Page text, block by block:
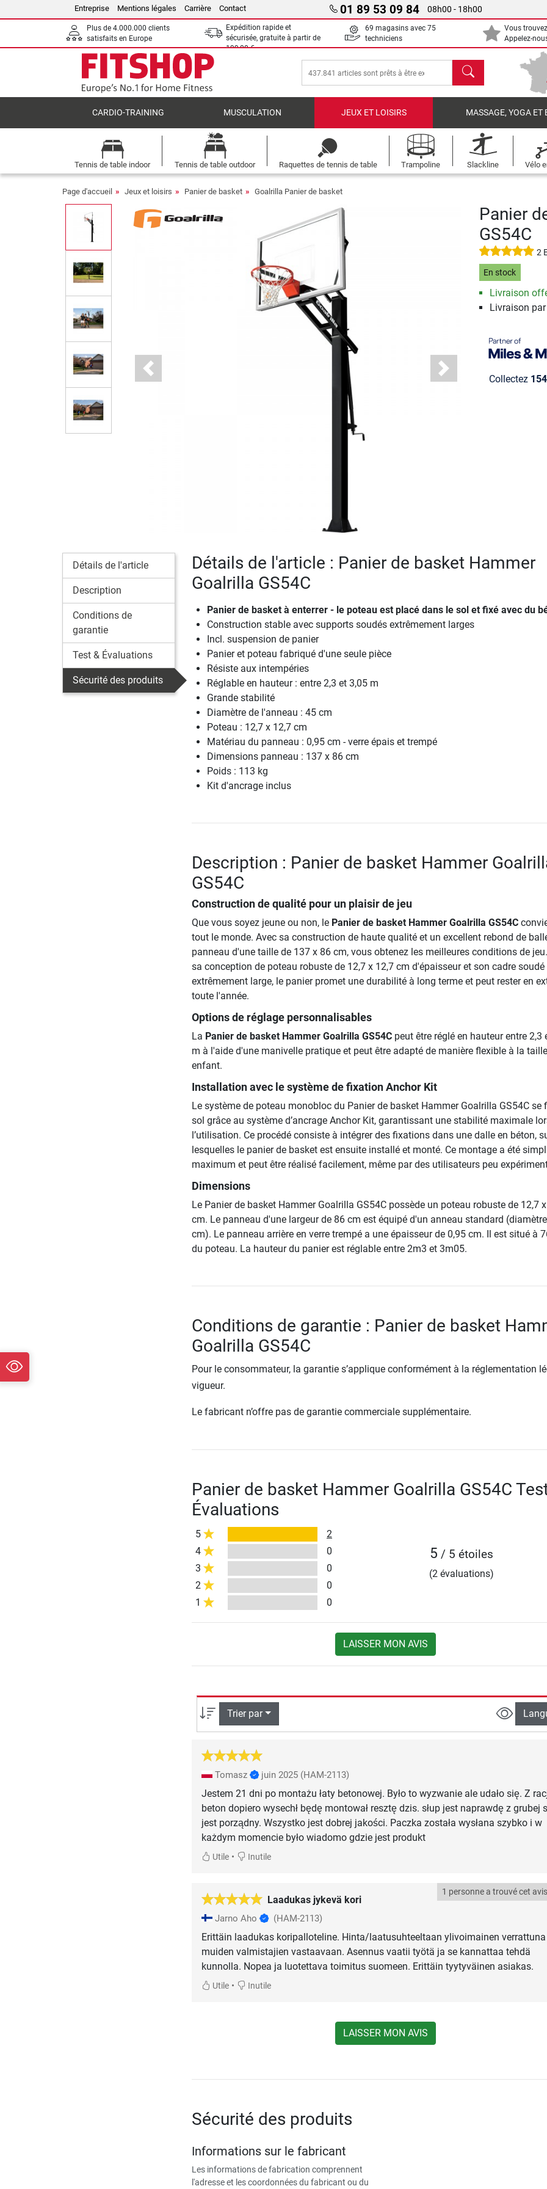
Entreprise Mentions légales Carrière Contact 01 89 53 09 84 08h00 - 18h00
Plus de 4.000.000 clients
satisfaits en Europe
Expédition rapide et
sécurisée, gratuite à partir de
199,00 €
69 magasins avec 75
techniciens
Vous
Appelez-
chercher
CARDIO-TRAINING MUSCULATION JEUX ET LOISIRS MASSAGE, YOGA ET
Tennis de table indoor Tennis de table outdoor Raquettes de tennis de table Trampoline Slackline Vélo
Page d'accueil Jeux et loisirs Panier de basket Goalrilla Panier de basket
Previous Next
Panier
GS54C
2
En stock
Livraison
Livraison
Collectez
Détails de l'article
Description
Conditions de
garantie
Test & Évaluations
Sécurité des produits
Détails de l'article : Panier de basket Hammer
Goalrilla GS54C
Panier de basket à enterrer - le poteau est placé dans le sol et fixé avec du
Construction stable avec supports soudés extrêmement larges
Incl. suspension de panier
Panier et poteau fabriqué d'une seule pièce
Résiste aux intempéries
Réglable en hauteur : entre 2,3 et 3,05 m
Grande stabilité
Diamètre de l'anneau : 45 cm
Poteau : 12,7 x 12,7 cm
Matériau du panneau : 0,95 cm - verre épais et trempé
Dimensions panneau : 137 x 86 cm
Poids : 113 kg
Kit d'ancrage inclus
Description : Panier de basket Hammer
GS54C
Construction de qualité pour un plaisir de jeu
Que vous soyez jeune ou non, le Panier de basket Hammer Goalrilla GS54C
tout le monde. Avec sa construction de haute qualité et un excellent rebond de
panneau d'une taille de 137 x 86 cm, vous obtenez les meilleures conditions de
sa conception de poteau robuste de 12,7 x 12,7 cm d'épaisseur et son cadre soudé
extrêmement large, le panier promet une durabilité à long terme et peut rester en
toute l'année.
Options de réglage personnalisables
La Panier de basket Hammer Goalrilla GS54Cpeut être réglé en hauteur entre 2,3
m à l'aide d'une manivelle pratique et peut être adapté de manière flexible à la
enfant.
Installation avec le système de fixation Anchor Kit
Le système de poteau monobloc du Panier de basket Hammer Goalrilla GS54C se
sol grâce au système d’ancrage Anchor Kit, garantissant une stabilité maximale
l’utilisation. Ce procédé consiste à intégrer des fixations dans une dalle en béton,
lesquelles le panier de basket est ensuite installé et monté. Ce montage a été
maximum et peut être réalisé facilement, même par des utilisateurs peu
Dimensions
Le Panier de basket Hammer Goalrilla GS54C possède un poteau robuste de 12,7
cm. Le panneau d'une largeur de 86 cm est équipé d'un anneau standard
cm). Le panneau arrière en verre trempé a une épaisseur de 0,95 cm. Il est situé à
du poteau. La hauteur du panier est réglable entre 2m3 et 3m05.
Conditions de garantie : Panier de basket
Goalrilla GS54C
Pour le consommateur, la garantie s’applique conformément à la réglementation
vigueur.
Le fabricant n’offre pas de garantie commerciale supplémentaire.
Panier de basket Hammer Goalrilla GS54C
Évaluations
5
2
4
0
3
0
2
0
1
0
5 / 5 étoiles
(2 évaluations)
LAISSER MON AVIS
Trier par
Tomasz juin 2025 (HAM-2113)
Jestem 21 dni po montażu łaty betonowej. Było to wyzwanie ale udało się. Z
beton dopiero wysechł będę montował resztę dzis. słup jest naprawdę z grubej
jest porządny. Wszystko jest dobrej jakości. Paczka została wysłana szybko i w
każdym momencie było wiadomo gdzie jest produkt
Utile• Inutile
Laadukas jykevä kori
1 personne a trouvé cet
Jarno Aho (HAM-2113)
Erittäin laadukas koripalloteline. Hinta/laatusuhteeltaan ylivoimainen verrattuna
muiden valmistajien vastaavaan. Asennus vaatii työtä ja se kannattaa tehdä
kunnolla. Nopea ja luotettava toimitus suomeen. Erittäin tyytyväinen asiakas.
Utile• Inutile
LAISSER MON AVIS
Sécurité des produits
Informations sur le fabricant
Les informations de fabrication comprennent
l'adresse et les coordonnées du fabricant ou du